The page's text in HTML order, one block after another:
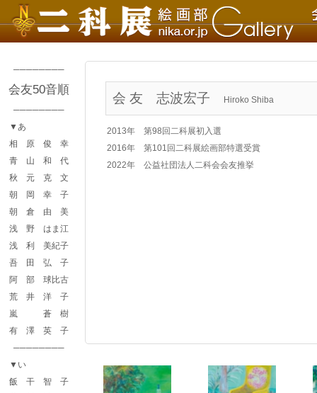
会 友 志波宏子 Hiroko Shiba
2013年 第98回二科展初入選
2016年 第101回二科展絵画部特選受賞
2022年 公益社団法人二科会会友推挙
────────
会友50音順
────────
▼あ
相 原 俊 幸
青 山 和 代
秋 元 克 文
朝 岡 幸 子
朝 倉 由 美
浅 野 はま江
浅 利 美紀子
吾 田 弘 子
阿 部 球比古
荒 井 洋 子
嵐 蒼 樹
有 澤 英 子
────────
▼い
飯 干 智 子